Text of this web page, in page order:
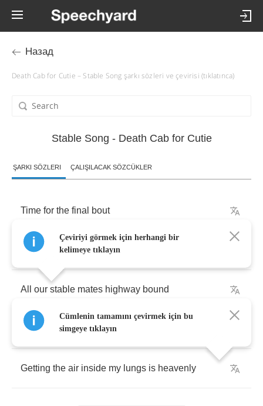
Назад
Death Cab for Cutie – Stable Song şarkı sözleri ve çevirisi (tıklatınca)
Stable Song - Death Cab for Cutie
ŞARKI SÖZLERI ÇALIŞILACAK SÖZCÜKLER
Time for the final bout
Rows deserted houses
All our stable mates highway bound
Give us our measly sum
Getting the air inside my lungs is heavenly
Çeviriyi görmek için herhangi bir
kelimeye tıklayın
Cümlenin tamamını çevirmek için bu
simgeye tıklayın